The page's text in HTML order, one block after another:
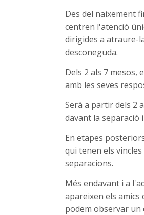
Des del naixement
centren l'atenció
dirigides a atraure-
desconeguda.
Dels 2 als 7 mesos,
amb les seves
Serà a partir dels 2
davant la separació
En etapes
qui tenen els
separacions.
Més endavant i a
apareixen els
podem observar un